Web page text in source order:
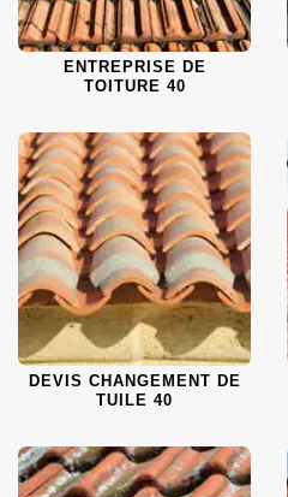
ENTREPRISE DE
TOITURE 40
DEVIS CHANGEMENT DE
TUILE 40